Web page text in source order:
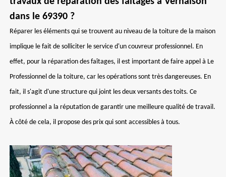
dans le 69390 ?
Réparer les éléments qui se trouvent au niveau de la toiture de la maison
implique le fait de solliciter le service d'un couvreur professionnel. En
effet, pour la réparation des faîtages, il est important de faire appel à Le
Professionnel de la toiture, car les opérations sont très dangereuses. En
fait, il s'agit d'une structure qui joint les deux versants des toits. Ce
professionnel a la réputation de garantir une meilleure qualité de travail.
À côté de cela, il propose des prix qui sont accessibles à tous.